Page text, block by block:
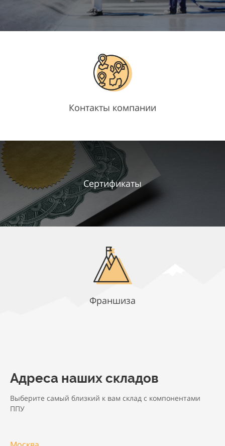
Контакты компании
Сертификаты
Франшиза
Адреса наших складов
Выберите самый близкий к вам склад с компонентами
ППУ